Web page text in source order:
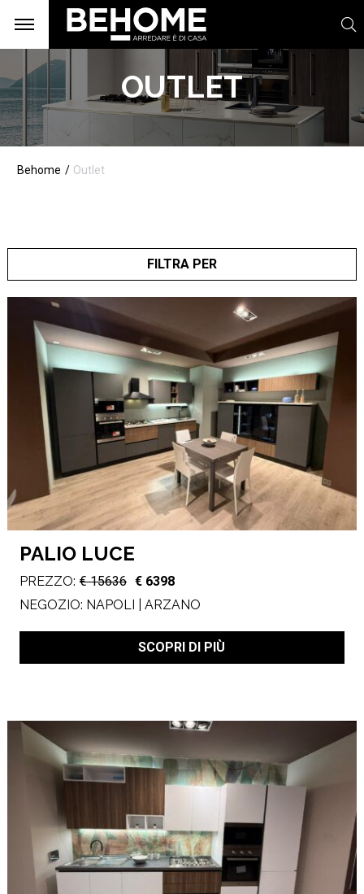
OUTLET
Behome Outlet
FILTRA PER
PALIO LUCE
PREZZO: € 15636 € 6398
NEGOZIO: NAPOLI | ARZANO
SCOPRI DI PIÙ